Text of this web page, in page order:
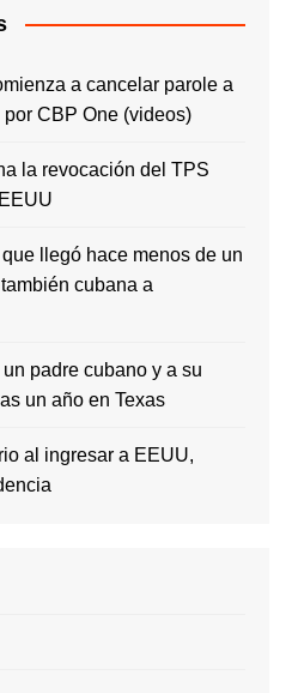
a cancelar parole a
CBP One (videos)
la revocación del TPS
llegó hace menos de un
cubana a
padre cubano y a su
un año en Texas
al ingresar a EEUU,